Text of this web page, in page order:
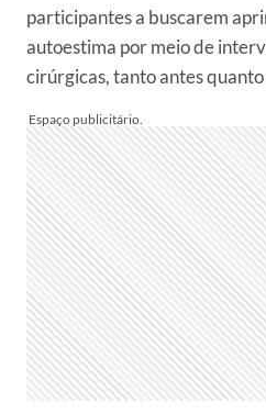
participantes a buscarem
autoestima por meio de
cirúrgicas, tanto antes